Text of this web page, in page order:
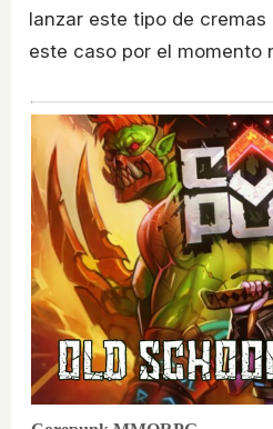
lanzar este tipo de
este caso por el momento